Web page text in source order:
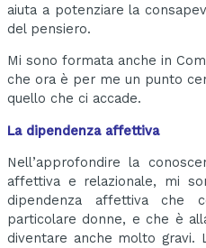
aiuta a potenziare la
del pensiero.
Mi sono formata anche in
che ora è per me un punto
quello che ci accade.
La dipendenza affettiva
Nell’approfondire la
affettiva e relazionale, mi
dipendenza affettiva che
particolare donne, e che è
diventare anche molto gravi.